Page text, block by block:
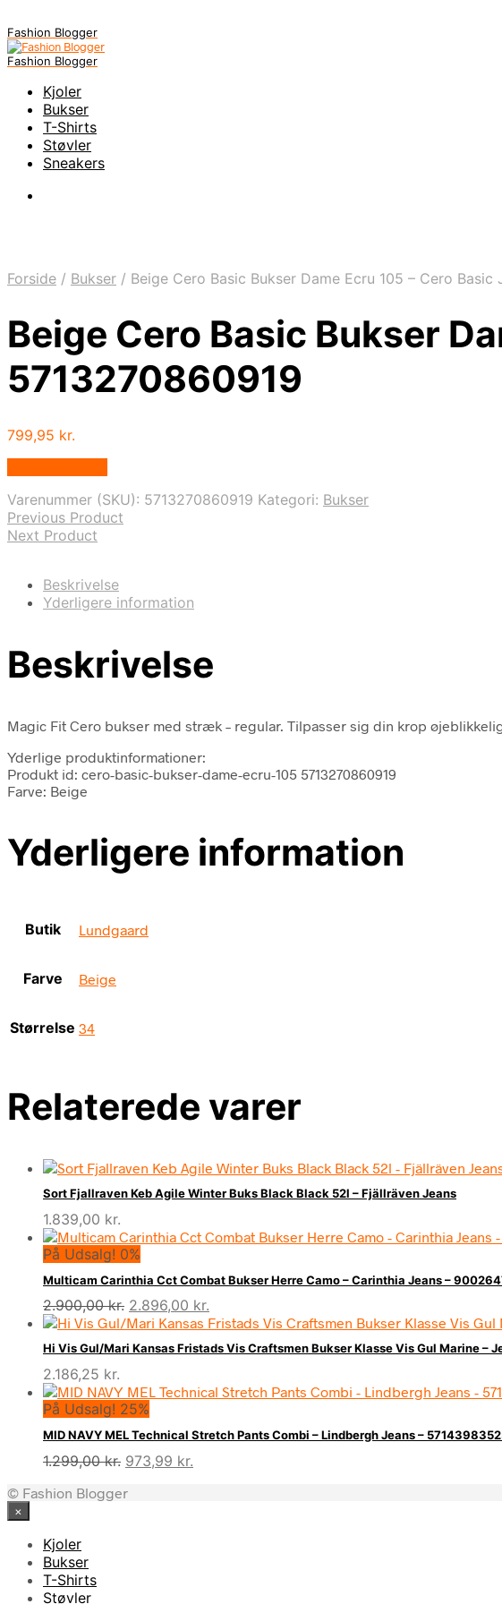
Fashion Blogger
Fashion Blogger
Kjoler
Bukser
T-Shirts
Støvler
Sneakers
Forside / Bukser / Beige Cero Basic Bukser Dame Ecru 105 – Cero Basic
Beige Cero Basic Bukser
5713270860919
799,95 kr.
Varenummer (SKU): 5713270860919 Kategori: Bukser
Previous Product
Next Product
Beskrivelse
Yderligere information
Beskrivelse
Magic Fit Cero bukser med stræk – regular. Tilpasser sig din krop
Yderlige produktinformationer:
Produkt id: cero-basic-bukser-dame-ecru-105 5713270860919
Farve: Beige
Yderligere information
Butik Lundgaard
Farve Beige
Størrelse 34
Relaterede varer
Sort Fjallraven Keb Agile Winter Buks Black Black 52l – Fjällräven Jeans
1.839,00 kr.
På Udsalg! 0%
Multicam Carinthia Cct Combat Bukser Herre Camo – Carinthia Jeans –
2.900,00kr. Den
oprindelige
pris
var:
2.896,00 kr.
aktuelle
pris
er:
Hi Vis Gul/Mari Kansas Fristads Vis Craftsmen Bukser Klasse Vis Gul Marine –
2.186,25 kr.
På Udsalg! 25%
MID NAVY MEL Technical Stretch Pants Combi – Lindbergh Jeans –
1.299,00kr. Den
pris
973,99 kr.
© Fashion Blogger
×
Kjoler
Bukser
T-Shirts
Støvler